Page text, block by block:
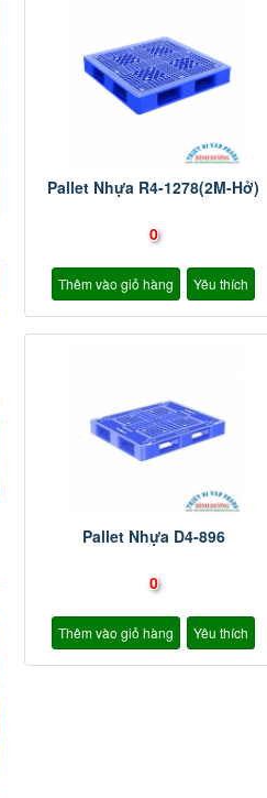
Pallet Nhựa R4-1278(2M-Hở)
0
Thêm vào giỏ hàng Yêu thích
Pallet Nhựa D4-896
0
Thêm vào giỏ hàng Yêu thích